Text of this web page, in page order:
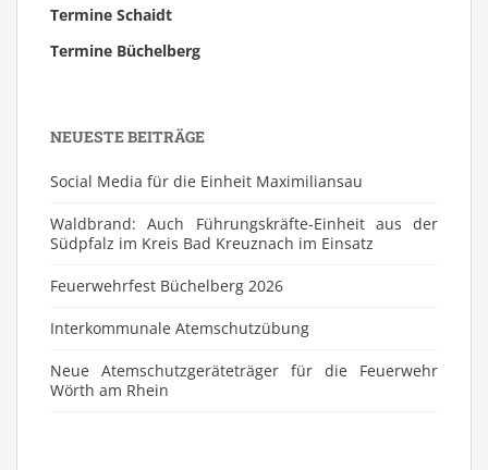
Termine Schaidt
Termine Büchelberg
NEUESTE BEITRÄGE
Social Media für die Einheit Maximiliansau
Waldbrand: Auch Führungskräfte-Einheit aus der
Südpfalz im Kreis Bad Kreuznach im Einsatz
Feuerwehrfest Büchelberg 2026
⁠Interkommunale Atemschutzübung
Neue Atemschutzgeräteträger für die Feuerwehr
Wörth am Rhein